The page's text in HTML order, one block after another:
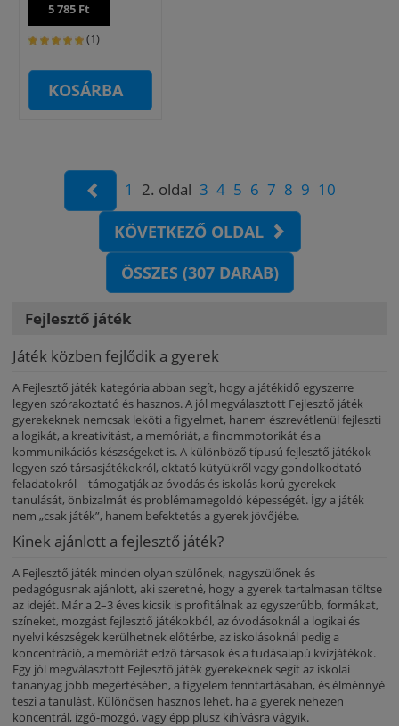
5 785 Ft
(1)
KOSÁRBA
1 2. oldal 3 4 5 6 7 8 9 10
KÖVETKEZŐ OLDAL
ÖSSZES (307 DARAB)
Fejlesztő játék
Játék közben fejlődik a gyerek
A Fejlesztő játék kategória abban segít, hogy a játékidő egyszerre
legyen szórakoztató és hasznos. A jól megválasztott Fejlesztő játék
gyerekeknek nemcsak leköti a figyelmet, hanem észrevétlenül fejleszti
a logikát, a kreativitást, a memóriát, a finommotorikát és a
kommunikációs készségeket is. A különböző típusú fejlesztő játékok –
legyen szó társasjátékokról, oktató kütyükről vagy gondolkodtató
feladatokról – támogatják az óvodás és iskolás korú gyerekek
tanulását, önbizalmát és problémamegoldó képességét. Így a játék
nem „csak játék”, hanem befektetés a gyerek jövőjébe.
Kinek ajánlott a fejlesztő játék?
A Fejlesztő játék minden olyan szülőnek, nagyszülőnek és
pedagógusnak ajánlott, aki szeretné, hogy a gyerek tartalmasan töltse
az idejét. Már a 2–3 éves kicsik is profitálnak az egyszerűbb, formákat,
színeket, mozgást fejlesztő játékokból, az óvodásoknál a logikai és
nyelvi készségek kerülhetnek előtérbe, az iskolásoknál pedig a
koncentráció, a memóriát edző társasok és a tudásalapú kvízjátékok.
Egy jól megválasztott Fejlesztő játék gyerekeknek segít az iskolai
tananyag jobb megértésében, a figyelem fenntartásában, és élménnyé
teszi a tanulást. Különösen hasznos lehet, ha a gyerek nehezen
koncentrál, izgő-mozgó, vagy épp plusz kihívásra vágyik.